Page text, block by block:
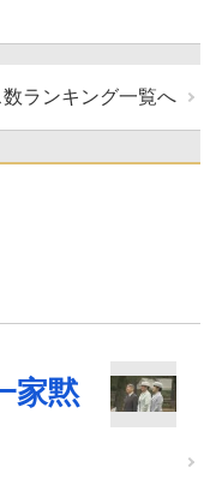
ランキング一覧へ
家黙